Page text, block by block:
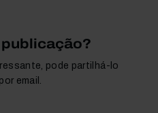
pode partilhá-lo
email.